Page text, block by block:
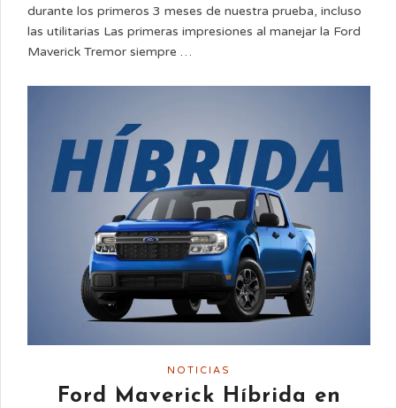
durante los primeros 3 meses de nuestra prueba, incluso
las utilitarias Las primeras impresiones al manejar la Ford
Maverick Tremor siempre …
NOTICIAS
Ford Maverick Híbrida en